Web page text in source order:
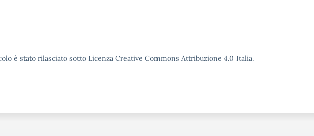
è stato rilasciato sotto Licenza Creative Commons Attribuzione 4.0 Italia.